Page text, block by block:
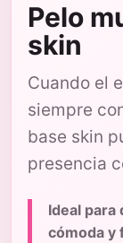
Pelo
skin
Cuando el
siempre
base skin
presencia
Ideal para
cómoda y